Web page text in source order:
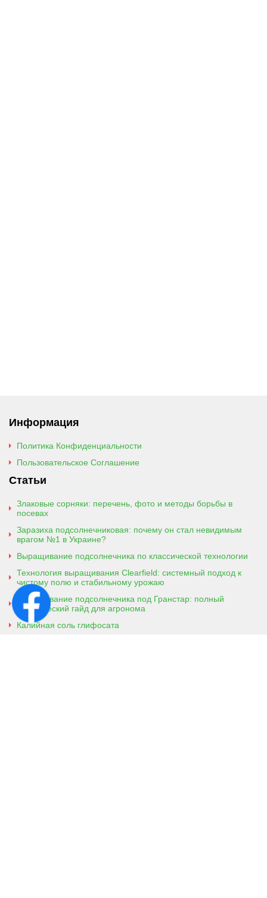
Информация
Политика Конфиденциальности
Пользовательское Соглашение
Статьи
Злаковые сорняки: перечень, фото и методы борьбы в
посевах
Заразиха подсолнечниковая: почему он стал невидимым
врагом №1 в Украине?
Выращивание подсолнечника по классической технологии
Технология выращивания Clearfield: системный подход к
чистому полю и стабильному урожаю
Выращивание подсолнечника под Гранстар: полный
практический гайд для агронома
Калийная соль глифосата